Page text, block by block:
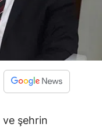
ve şehrin